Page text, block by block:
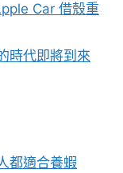
Car 借殼重
時代即將到來
都適合養蝦